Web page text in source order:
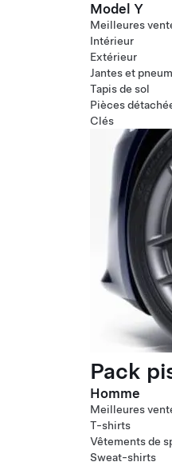
Model Y
Meilleures
Intérieur
Extérieur
Jantes et
Tapis de sol
Pièces
Clés
Pack
Homme
Meilleures
T-shirts
Vêtements de
Sweat-shirts